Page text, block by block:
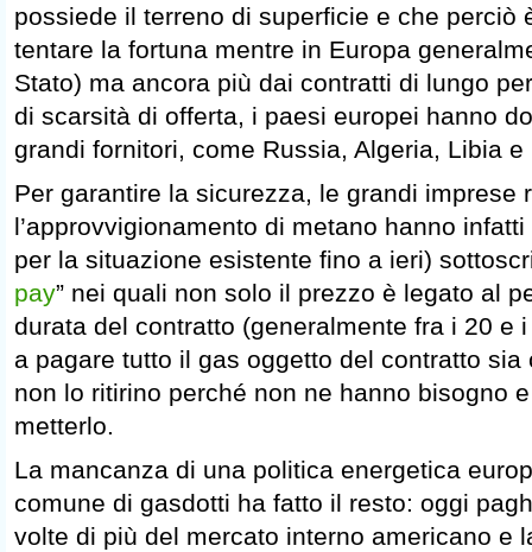
possiede il terreno di superficie e che perciò
tentare la fortuna mentre in Europa
Stato) ma ancora più dai contratti di lungo
di scarsità di offerta, i paesi europei hanno
grandi fornitori, come Russia, Algeria, Libia e
Per garantire la sicurezza, le grandi imprese
l’approvvigionamento di metano hanno
per la situazione esistente fino a ieri)
pay” nei quali non solo il prezzo è legato al
durata del contratto (generalmente fra i 20 e
a pagare tutto il gas oggetto del contratto
non lo ritirino perché non ne hanno bisogno
metterlo.
La mancanza di una politica energetica
comune di gasdotti ha fatto il resto: oggi
volte di più del mercato interno americano e